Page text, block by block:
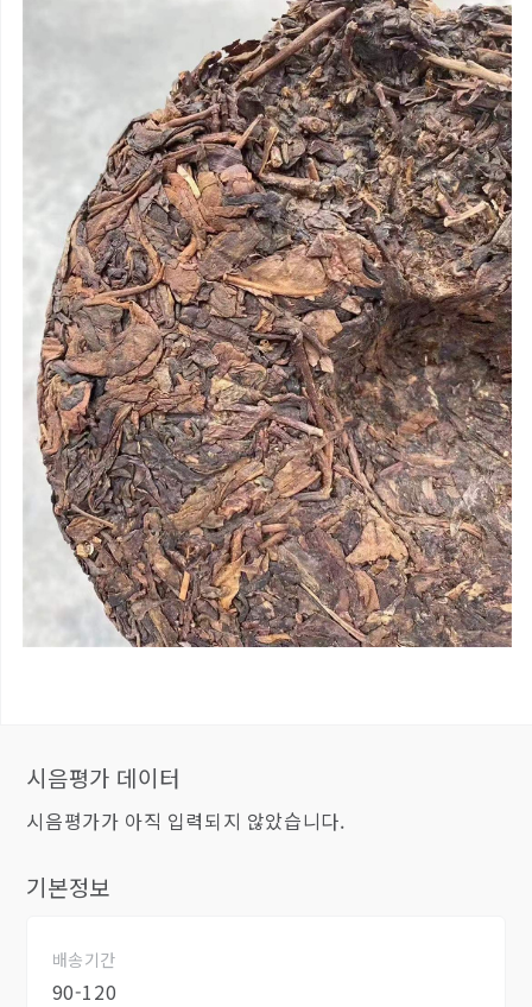
시음평가 데이터
시음평가가 아직 입력되지 않았습니다.
기본정보
배송기간
90-120